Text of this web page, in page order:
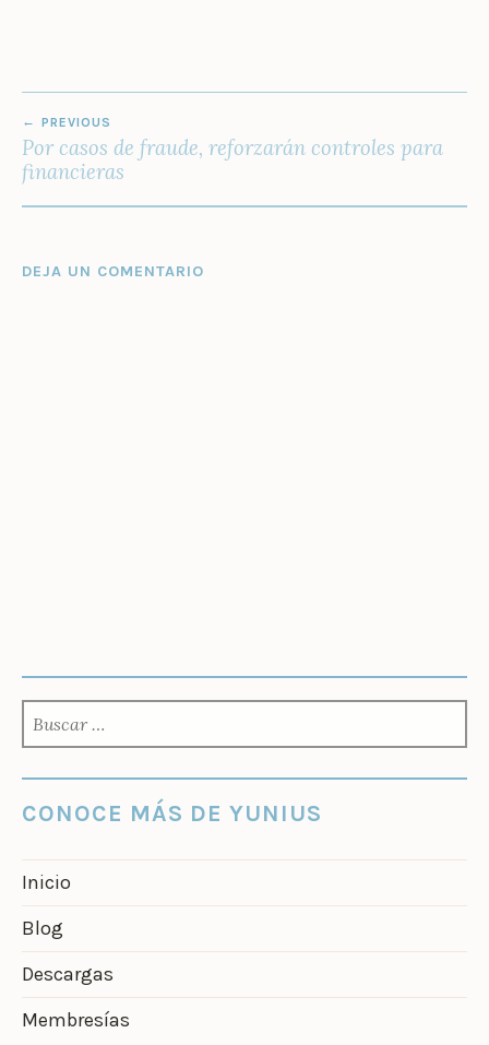
DE
ENTRADAS
PREVIOUS
Por casos de fraude, reforzarán controles para
financieras
DEJA UN COMENTARIO
CONOCE MÁS DE YUNIUS
Inicio
Blog
Descargas
Membresías